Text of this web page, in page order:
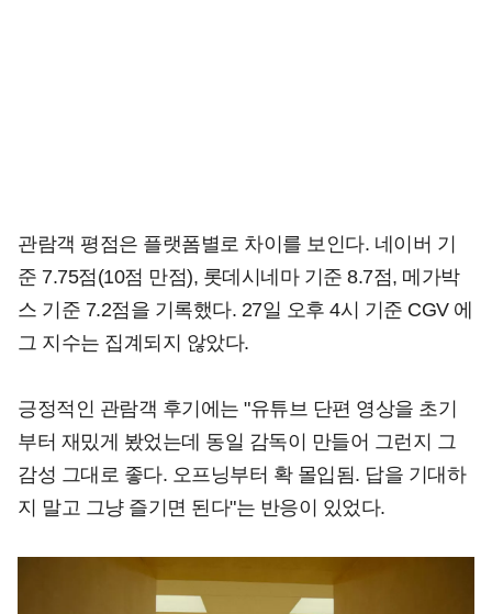
관람객 평점은 플랫폼별로 차이를 보인다. 네이버 기
준 7.75점(10점 만점), 롯데시네마 기준 8.7점, 메가박
스 기준 7.2점을 기록했다. 27일 오후 4시 기준 CGV 에
그 지수는 집계되지 않았다.
긍정적인 관람객 후기에는 "유튜브 단편 영상을 초기
부터 재밌게 봤었는데 동일 감독이 만들어 그런지 그
감성 그대로 좋다. 오프닝부터 확 몰입됨. 답을 기대하
지 말고 그냥 즐기면 된다"는 반응이 있었다.